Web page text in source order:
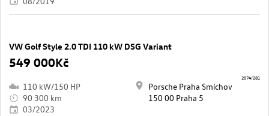
VW Golf Style 2.0 TDI 110 kW DSG Variant
549 000Kč
110 kW/150 HP
90 300 km
03/2023
Porsche Praha Smíchov
150 00 Praha 5
2074/281